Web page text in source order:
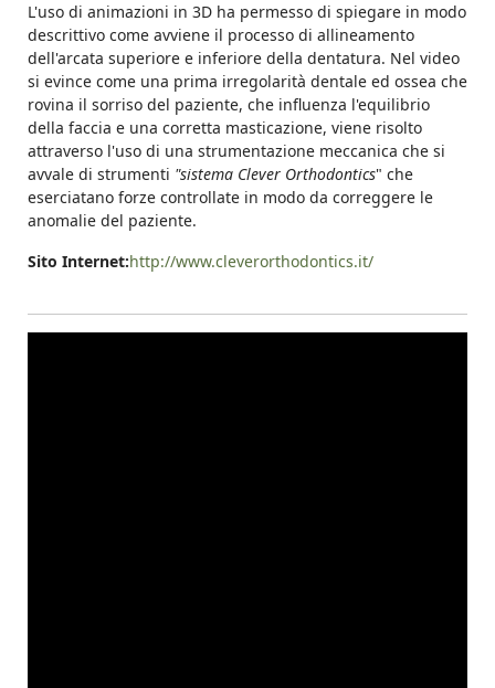
L'uso di animazioni in 3D ha permesso di spiegare in modo
descrittivo come avviene il processo di allineamento
dell'arcata superiore e inferiore della dentatura. Nel video
si evince come una prima irregolarità dentale ed ossea che
rovina il sorriso del paziente, che influenza l'equilibrio
della faccia e una corretta masticazione, viene risolto
attraverso l'uso di una strumentazione meccanica che si
avvale di strumenti "sistema Clever Orthodontics" che
eserciatano forze controllate in modo da correggere le
anomalie del paziente.
Sito Internet:http://www.cleverorthodontics.it/